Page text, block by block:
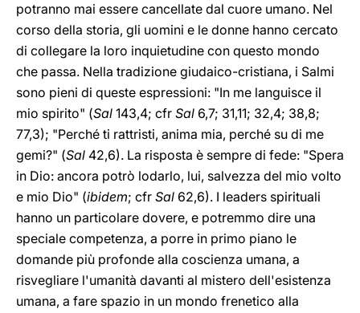
potranno mai essere cancellate dal cuore umano. Nel
corso della storia, gli uomini e le donne hanno cercato
di collegare la loro inquietudine con questo mondo
che passa. Nella tradizione giudaico-cristiana, i Salmi
sono pieni di queste espressioni: "In me languisce il
mio spirito" (Sal 143,4; cfr Sal 6,7; 31,11; 32,4; 38,8;
77,3); "Perché ti rattristi, anima mia, perché su di me
gemi?" (Sal 42,6). La risposta è sempre di fede: "Spera
in Dio: ancora potrò lodarlo, lui, salvezza del mio volto
e mio Dio" (ibidem; cfr Sal 62,6). I leaders spirituali
hanno un particolare dovere, e potremmo dire una
speciale competenza, a porre in primo piano le
domande più profonde alla coscienza umana, a
risvegliare l'umanità davanti al mistero dell'esistenza
umana, a fare spazio in un mondo frenetico alla